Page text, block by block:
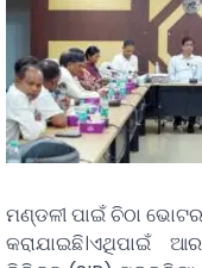
ମଣ୍ଡଳୀ ପାଇଁ ଚିଠା
କରାଯାଇଛି।ଏଥିପାଇଁ